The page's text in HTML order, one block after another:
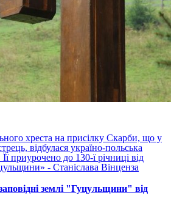
хреста на присілку Скарби, що у
відбулася україно-польська
Її приурочено до 130-ї річниці від
- Станіслава Вінценза
землі "Гуцульщини" від